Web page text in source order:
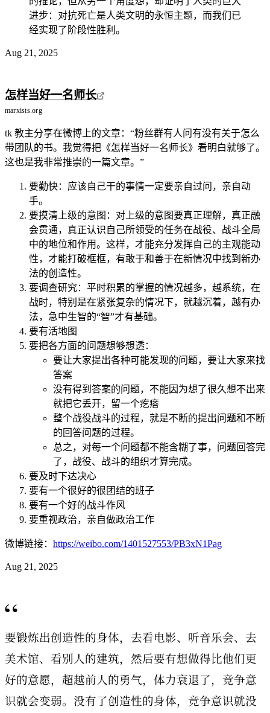
进步：对抗死亡是人类文明的永恒主题，而我们已
经实现了阶段性胜利。
Aug 21, 2025
怎样当好一名师长
marxists.org
tk 教主分享在微博上的文章：“粉丝群有人问有没有关于怎么
带团队的书。我觉得把《怎样当好一名师长》看明白就够了。
这也是我非常推崇的一篇文章。”
要勤快：应该自己干的事情一定要亲自过问，亲自动
手。
要摸清上级的意图：对上级的意图要真正理解，真正融
会贯通，真正认识自己所领受的任务在战役、战斗全局
中的地位和作用。这样，才能充分发挥自己的主观能动
性，才能打破框框，有敢于和善于在新情况中找到新办
法的创造性。
要调查研究：平时积累的掌握的情况越多，越系统，在
战时，特别是在紧张复杂的情况下，就越沉着，越有办
法，急中生智的“智”才有基础。
要有活地图
要把各方面的问题想够想透：
要让大家提出各种可能发现的问题，要让大家来找
答案
没有得到答案的问题，不能因为想了很久想不出来
就把它丢开，留一个疙瘩
整个战役战斗的过程，就是不断的提出问题和不断
的回答问题的过程。
总之，对每一个问题都不能含糊了事，问题回答完
了，战役、战斗的组织才算完成。
要及时下达决心
要有一个很好的很团结的班子
要有一个好的战斗作风
要重视政治，亲自做政治工作
微博链接： https://weibo.com/1401527553/PB3xN1Pag
Aug 21, 2025
“
要锻炼出创造性的身体，去看电影、听音乐会、去
美术馆、看别人的建筑，然后要有想做得比他们更
好的意愿，超越前人的勇气，体力衰退了，竞争意
识就会变弱。没有了创造性的身体，竞争意识就没